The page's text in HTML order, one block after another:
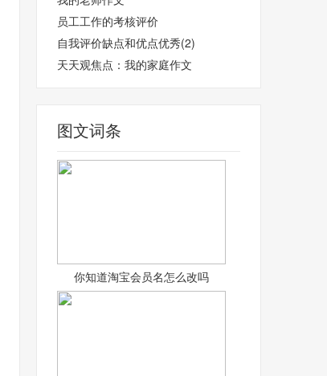
员工工作的考核评价
自我评价缺点和优点优秀(2)
天天观焦点：我的家庭作文
图文词条
你知道淘宝会员名怎么改吗